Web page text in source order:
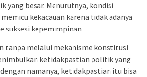
yang besar. Menurutnya, kondisi
kekacauan karena tidak adanya
suksesi kepemimpinan.
tanpa melalui mekanisme konstitusi
ketidakpastian politik yang
dengan namanya, ketidakpastian itu bisa